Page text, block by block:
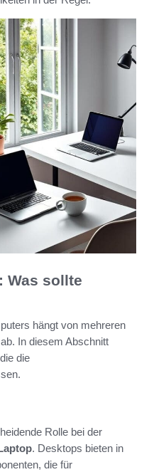
Was sollte
hängt von mehreren
ab. In diesem Abschnitt
die
Rolle bei der
. Desktops bieten in
die für